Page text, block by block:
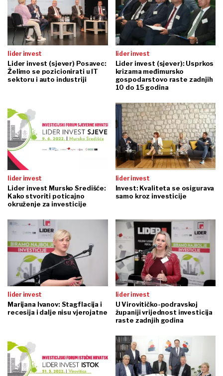
lider invest
Lider invest (sjever) Posavec:
Želimo se pozicionirati u IT
sektoru i auto industriji
lider invest
Lider invest (sjever): Usprkos
krizama međimursko
gospodarstovo raste zadnjih
10 do 15 godina
lider invest
Lider invest Mursko Središće:
Kako stvoriti poticajno
okruženje za investicije
lider invest
Invest: Kvaliteta se osigurava
samo kroz investicije
lider invest
Marijana Ivanov: Stagflacija i
recesija i dalje nisu vjerojatne
lider invest
U Virovitičko-podravskoj
županiji vrijednost investicija
raste zadnjih godina